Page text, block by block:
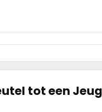
tot een